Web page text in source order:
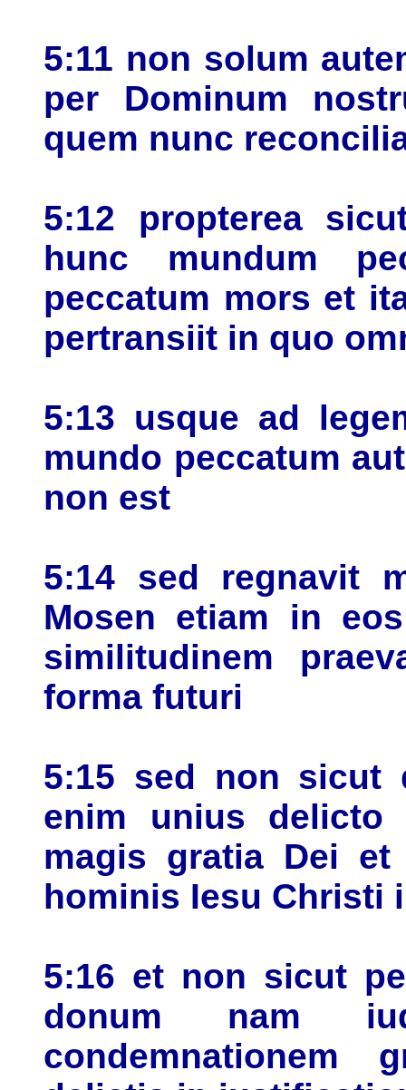
5:11 non solum
per Dominum
quem nunc
5:12 propterea
hunc mundum
peccatum mors et
pertransiit in quo
5:13 usque ad
mundo peccatum
non est
5:14 sed regnavit
Mosen etiam in
similitudinem
forma futuri
5:15 sed non sicut
enim unius
magis gratia Dei
hominis Iesu Christi
5:16 et non sicut
donum nam